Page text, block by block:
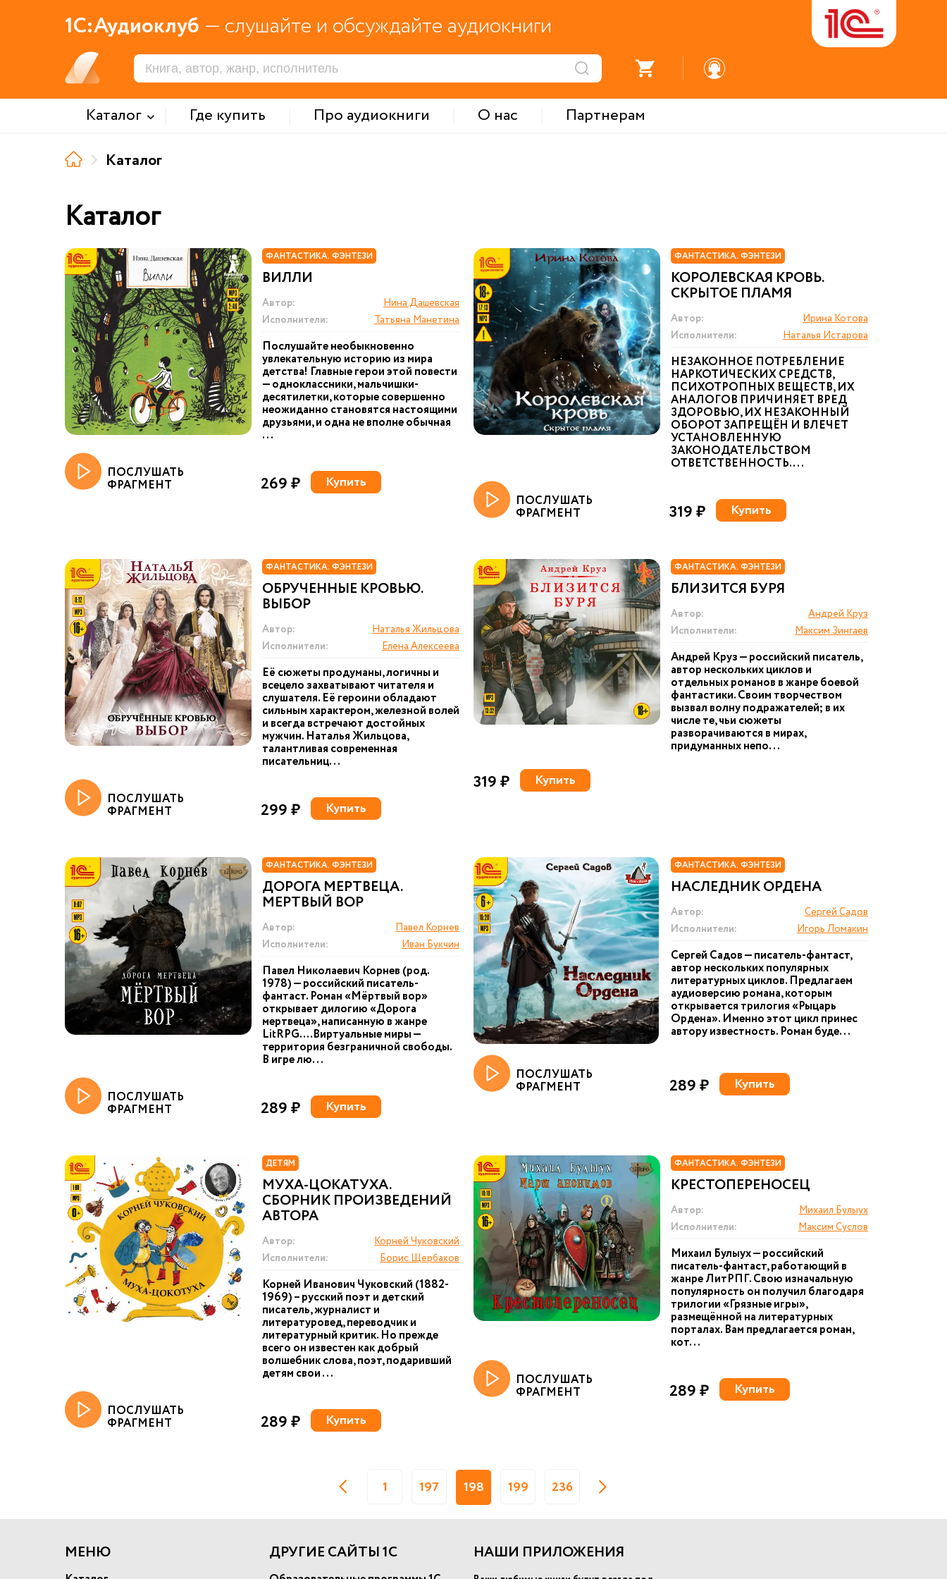
1С:Аудиоклуб — слушайте и обсуждайте аудиокниги
Каталог Где купить Про аудиокниги О нас
Партнерам
Каталог
Каталог
ФАНТАСТИКА. ФЭНТЕЗИ
ВИЛЛИ
Автор:
Нина Дашевская
Исполнители:
Татьяна Манетина
Послушайте необыкновенно
увлекательную историю из мира
детства! Главные герои этой повести
— одноклассники, мальчишки-
десятилетки, которые совершенно
неожиданно становятся настоящими
друзьями, и одна не вполне обычная
...
ПОСЛУШАТЬ
ФРАГМЕНТ 269 ₽ Купить
ФАНТАСТИКА. ФЭНТЕЗИ
КОРОЛЕВСКАЯ КРОВЬ.
СКРЫТОЕ ПЛАМЯ
Автор:
Ирина Котова
Исполнители:
Наталья Истарова
НЕЗАКОННОЕ ПОТРЕБЛЕНИЕ
НАРКОТИЧЕСКИХ СРЕДСТВ,
ПСИХОТРОПНЫХ ВЕЩЕСТВ, ИХ
АНАЛОГОВ ПРИЧИНЯЕТ ВРЕД
ЗДОРОВЬЮ, ИХ НЕЗАКОННЫЙ
ОБОРОТ ЗАПРЕЩЁН И ВЛЕЧЕТ
УСТАНОВЛЕННУЮ
ЗАКОНОДАТЕЛЬСТВОМ
ОТВЕТСТВЕННОСТЬ. ...
ПОСЛУШАТЬ
ФРАГМЕНТ 319 ₽ Купить
ФАНТАСТИКА. ФЭНТЕЗИ
ОБРУЧЕННЫЕ КРОВЬЮ.
ВЫБОР
Автор:
Наталья Жильцова
Исполнители:
Елена Алексеева
Её сюжеты продуманы, логичны и
всецело захватывают читателя и
слушателя. Её героини обладают
сильным характером, железной волей
и всегда встречают достойных
мужчин. Наталья Жильцова,
талантливая современная
писательниц...
ПОСЛУШАТЬ
ФРАГМЕНТ 299 ₽ Купить
ФАНТАСТИКА. ФЭНТЕЗИ
БЛИЗИТСЯ БУРЯ
Автор:
Андрей Круз
Исполнители:
Максим Зингаев
Андрей Круз — российский писатель,
автор нескольких циклов и
отдельных романов в жанре боевой
фантастики. Своим творчеством
вызвал волну подражателей; в их
числе те, чьи сюжеты
разворачиваются в мирах,
придуманных непо...
319 ₽ Купить
ФАНТАСТИКА. ФЭНТЕЗИ
ДОРОГА МЕРТВЕЦА.
МЕРТВЫЙ ВОР
Автор:
Павел Корнев
Исполнители:
Иван Букчин
Павел Николаевич Корнев (род.
1978) — российский писатель-
фантаст. Роман «Мёртвый вор»
открывает дилогию «Дорога
мертвеца», написанную в жанре
LitRPG. …Виртуальные миры —
территория безграничной свободы.
В игре лю...
ПОСЛУШАТЬ
ФРАГМЕНТ 289 ₽ Купить
ФАНТАСТИКА. ФЭНТЕЗИ
НАСЛЕДНИК ОРДЕНА
Автор:
Сергей Садов
Исполнители:
Игорь Ломакин
Сергей Садов — писатель-фантаст,
автор нескольких популярных
литературных циклов. Предлагаем
аудиоверсию романа, которым
открывается трилогия «Рыцарь
Ордена». Именно этот цикл принес
автору известность. Роман буде...
ПОСЛУШАТЬ
ФРАГМЕНТ 289 ₽ Купить
ДЕТЯМ
МУХА-ЦОКАТУХА.
СБОРНИК ПРОИЗВЕДЕНИЙ
АВТОРА
Автор:
Корней Чуковский
Исполнители:
Борис Щербаков
Корней Иванович Чуковский (1882-
1969) – русский поэт и детский
писатель, журналист и
литературовед, переводчик и
литературный критик. Но прежде
всего он известен как добрый
волшебник слова, поэт, подаривший
детям свои ...
ПОСЛУШАТЬ
ФРАГМЕНТ 289 ₽ Купить
ФАНТАСТИКА. ФЭНТЕЗИ
КРЕСТОПЕРЕНОСЕЦ
Автор:
Михаил Булыух
Исполнители:
Максим Суслов
Михаил Булыух — российский
писатель-фантаст, работающий в
жанре ЛитРПГ. Свою изначальную
популярность он получил благодаря
трилогии «Грязные игры»,
размещённой на литературных
порталах. Вам предлагается роман,
кот...
ПОСЛУШАТЬ
ФРАГМЕНТ 289 ₽ Купить
1 197 198 199 236
МЕНЮ ДРУГИЕ САЙТЫ 1С НАШИ ПРИЛОЖЕНИЯ